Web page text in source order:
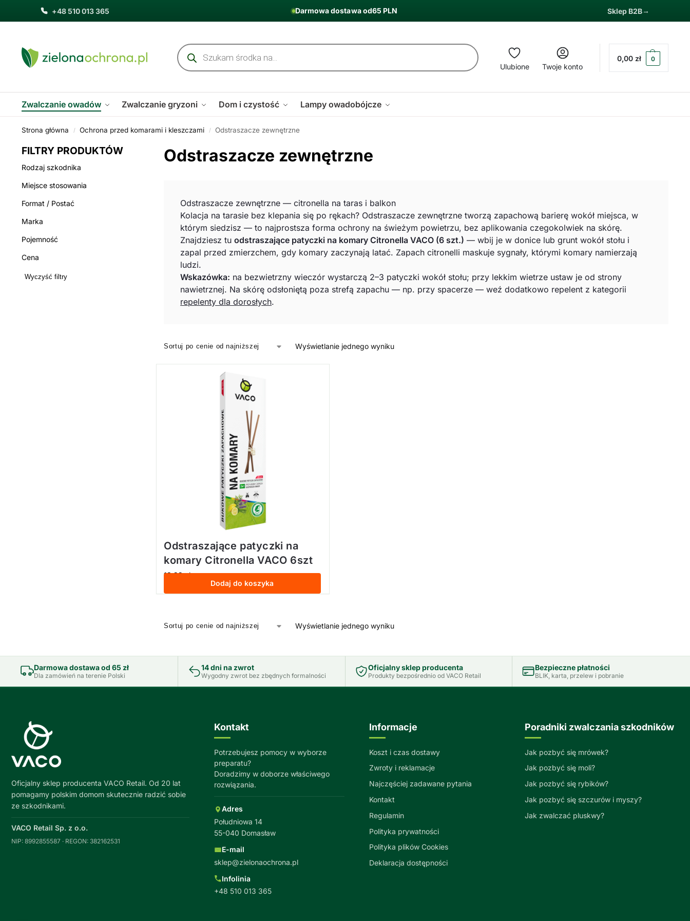
+48 510 013 365 Darmowa dostawa od65 PLN Sklep B2B
Ulubione Twoje konto
0,00 zł 0
Zwalczanie owadów Zwalczanie gryzoni Dom i czystość Lampy owadobójcze
Strona główna / Ochrona przed komarami i kleszczami / Odstraszacze zewnętrzne
Odstraszacze zewnętrzne
Odstraszacze zewnętrzne — citronella na taras i balkon
Kolacja na tarasie bez klepania się po rękach? Odstraszacze zewnętrzne tworzą zapachową barierę wokół miejsca, w
którym siedzisz — to najprostsza forma ochrony na świeżym powietrzu, bez aplikowania czegokolwiek na skórę.
Znajdziesz tuodstraszające patyczki na komary Citronella VACO (6 szt.) — wbij je w donice lub grunt wokół stołu i
zapal przed zmierzchem, gdy komary zaczynają latać. Zapach citronelli maskuje sygnały, którymi komary namierzają
ludzi.
Wskazówka: na bezwietrzny wieczór wystarczą 2–3 patyczki wokół stołu; przy lekkim wietrze ustaw je od strony
nawietrznej. Na skórę odsłoniętą poza strefą zapachu — np. przy spacerze — weź dodatkowo repelent z kategorii
repelenty dla dorosłych.
Wyświetlanie jednego wyniku
Odstraszające patyczki na
komary Citronella VACO 6szt
13,99zł
Dodaj do koszyka
Wyświetlanie jednego wyniku
FILTRY PRODUKTÓW
Rodzaj szkodnika
Miejsce stosowania
Format / Postać
Marka
Pojemność
Cena
Wyczyść filtry
Darmowa dostawa od 65 zł
Dla zamówień na terenie Polski
14 dni na zwrot
Wygodny zwrot bez zbędnych formalności
Oficjalny sklep producenta
Produkty bezpośrednio od VACO Retail
Bezpieczne płatności
BLIK, karta, przelew i pobranie
Oficjalny sklep producenta VACO Retail. Od 20 lat
pomagamy polskim domom skutecznie radzić sobie
ze szkodnikami.
VACO Retail Sp. z o.o.
NIP: 8992855587 · REGON: 382162531
Kontakt
Potrzebujesz pomocy w wyborze
preparatu?
Doradzimy w doborze właściwego
rozwiązania.
Adres
Południowa 14
55-040 Domasław
E-mail
sklep@zielonaochrona.pl
Infolinia
+48 510 013 365
Informacje
Koszt i czas dostawy
Zwroty i reklamacje
Najczęściej zadawane pytania
Kontakt
Regulamin
Polityka prywatności
Polityka plików Cookies
Deklaracja dostępności
Poradniki zwalczania szkodników
Jak pozbyć się mrówek?
Jak pozbyć się moli?
Jak pozbyć się rybików?
Jak pozbyć się szczurów i myszy?
Jak zwalczać pluskwy?